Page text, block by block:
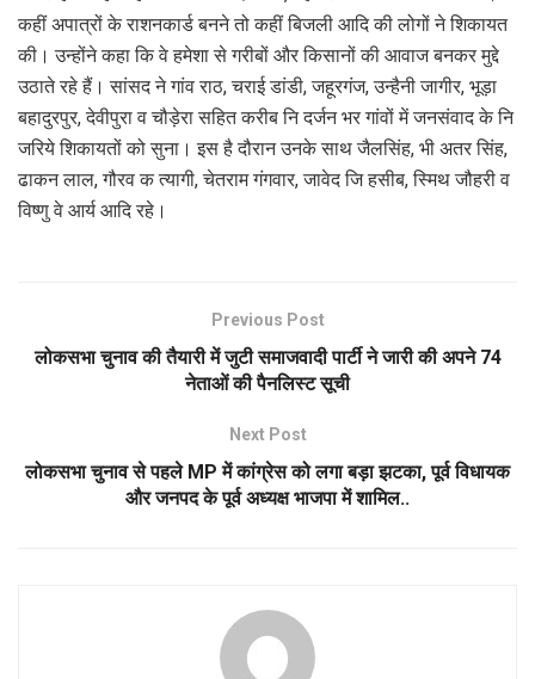
कहीं अपात्रों के राशनकार्ड बनने तो कहीं बिजली आदि की लोगों ने शिकायत
की। उन्होंने कहा कि वे हमेशा से गरीबों और किसानों की आवाज बनकर मुद्दे
उठाते रहे हैं। सांसद ने गांव राठ, चराई डांडी, जहूरगंज, उन्हैनी जागीर, भूड़ा
बहादुरपुर, देवीपुरा व चौड़ेरा सहित करीब नि दर्जन भर गांवों में जनसंवाद के नि
जरिये शिकायतों को सुना। इस है दौरान उनके साथ जैलसिंह, भी अतर सिंह,
ढाकन लाल, गौरव क त्यागी, चेतराम गंगवार, जावेद जि हसीब, स्मिथ जौहरी व
विष्णु वे आर्य आदि रहे।
Previous Post
लोकसभा चुनाव की तैयारी में जुटी समाजवादी पार्टी ने जारी की अपने 74
नेताओं की पैनलिस्ट सूची
Next Post
लोकसभा चुनाव से पहले MP में कांग्रेस को लगा बड़ा झटका, पूर्व विधायक
और जनपद के पूर्व अध्यक्ष भाजपा में शामिल..